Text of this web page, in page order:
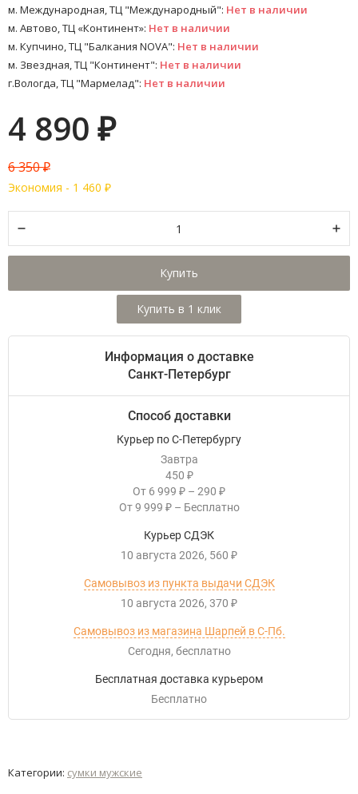
м. Международная, ТЦ "Международный": Нет в наличии
м. Автово, ТЦ «Континент»: Нет в наличии
м. Купчино, ТЦ "Балкания NOVA": Нет в наличии
м. Звездная, ТЦ "Континент": Нет в наличии
г.Вологда, ТЦ "Мармелад": Нет в наличии
4 890 ₽
6 350₽
Экономия - 1 460 ₽
Купить
Информация о доставке
Санкт-Петербург
Способ доставки
Курьер по С-Петербургу
Завтра
450 ₽
От 6 999 ₽ – 290 ₽
От 9 999 ₽ – Бесплатно
Курьер СДЭК
10 августа 2026 560 ₽
Самовывоз из пункта выдачи СДЭК
10 августа 2026 370 ₽
Самовывоз из магазина Шарпей в С-Пб.
Сегодня
Бесплатно
Бесплатная доставка курьером
Бесплатно
Категории: сумки мужские